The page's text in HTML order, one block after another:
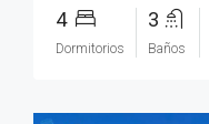
4
Dormitorios
3
Baños